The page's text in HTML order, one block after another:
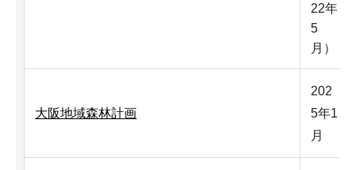
22年
5
月）
大阪地域森林計画
202
5年1
月